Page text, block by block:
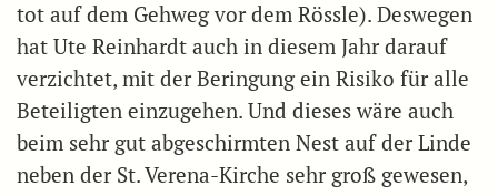
tot auf dem Gehweg vor dem Rössle). Deswegen
hat Ute Reinhardt auch in diesem Jahr darauf
verzichtet, mit der Beringung ein Risiko für alle
Beteiligten einzugehen. Und dieses wäre auch
beim sehr gut abgeschirmten Nest auf der Linde
neben der St. Verena-Kirche sehr groß gewesen,